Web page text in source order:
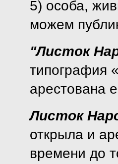
5) особа,
можем
"Листок
типография
арестована
Листок
открыла и
времени до